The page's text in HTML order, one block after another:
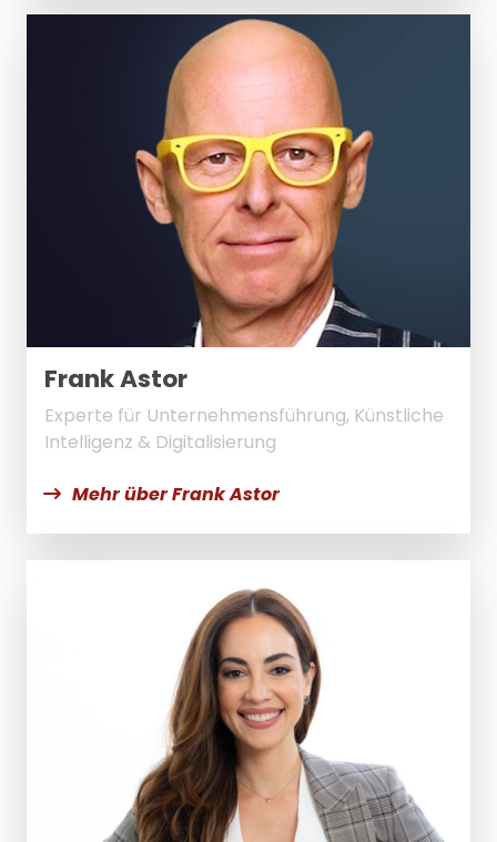
Frank Astor
Experte für Unternehmensführung, Künstliche
Intelligenz & Digitalisierung
Mehr über Frank Astor